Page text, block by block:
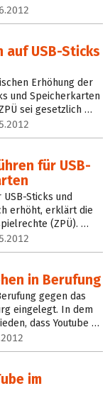
auf USB-Sticks
Erhöhung der
und Speicherkarten
sei gesetzlich …
für USB-
Sticks und
erhöht, erklärt die
(ZPÜ). …
in Berufung
gegen das
eingelegt. In dem
dass Youtube …
im